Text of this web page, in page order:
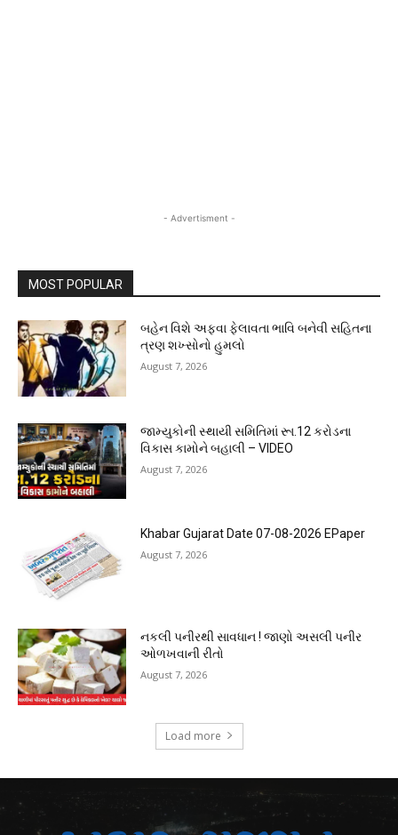
- Advertisment -
MOST POPULAR
બહેન વિશે અફવા ફેલાવતા ભાવિ બનેવી સહિતના
ત્રણ શખ્સોનો હુમલો
August 7, 2026
જામ્યુકોની સ્થાયી સમિતિમાં રૂા.12 કરોડના
વિકાસ કામોને બહાલી – VIDEO
August 7, 2026
Khabar Gujarat Date 07-08-2026 EPaper
August 7, 2026
નકલી પનીરથી સાવધાન ! જાણો અસલી પનીર
ઓળખવાની રીતો
August 7, 2026
Load more